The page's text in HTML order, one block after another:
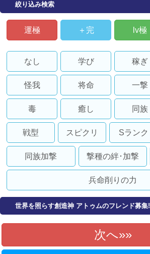
絞り込み検索
運極 ＋完 lv極
なし 学び 稼ぎ
怪我 将命 一撃
毒 癒し 同族
戦型 スピクリ Sランク
同族加撃 撃種の絆･加撃
兵命削りの力
世界を照らす創造神 アトゥムのフレンド募集!
次へ»